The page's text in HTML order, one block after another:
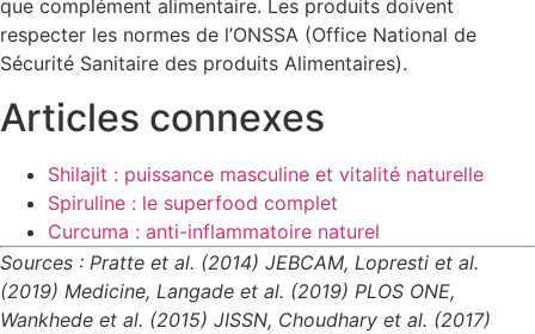
que complément alimentaire. Les produits doivent
respecter les normes de l’ONSSA (Office National de
Sécurité Sanitaire des produits Alimentaires).
Articles connexes
Shilajit : puissance masculine et vitalité naturelle
Spiruline : le superfood complet
Curcuma : anti-inflammatoire naturel
Sources : Pratte et al. (2014) JEBCAM, Lopresti et al.
(2019) Medicine, Langade et al. (2019) PLOS ONE,
Wankhede et al. (2015) JISSN, Choudhary et al. (2017)